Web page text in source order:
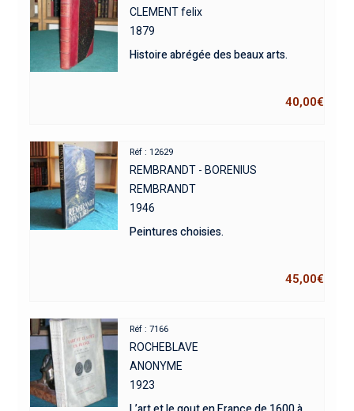
CLEMENT felix
1879
Histoire abrégée des beaux arts.
40,00€
Réf : 12629
REMBRANDT - BORENIUS
REMBRANDT
1946
Peintures choisies.
45,00€
Réf : 7166
ROCHEBLAVE
ANONYME
1923